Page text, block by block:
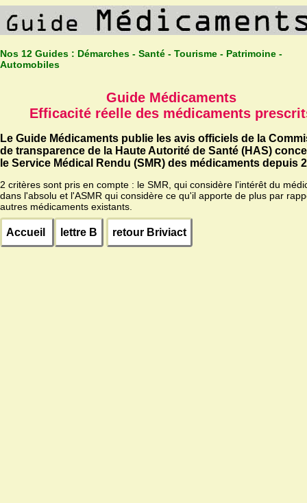
Nos 12 Guides : Démarches - Santé - Tourisme - Patrimoine -
Automobiles
Guide Médicaments
Efficacité réelle des médicaments
Le Guide Médicaments publie les avis officiels de la
de transparence de la Haute Autorité de Santé (HAS)
le Service Médical Rendu (SMR) des médicaments depuis
2 critères sont pris en compte : le SMR, qui considère l'intérêt du
dans l'absolu et l'ASMR qui considère ce qu'il apporte de plus par
autres médicaments existants.
Accueil lettre B retour Briviact